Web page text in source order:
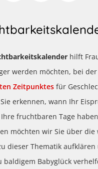
hilft
werden möchten, bei
Zeitpunktes für
erkennen, wann Ihr
fruchtbaren Tage
möchten wir Sie über die
dieser Thematik
baldigem Babyglück